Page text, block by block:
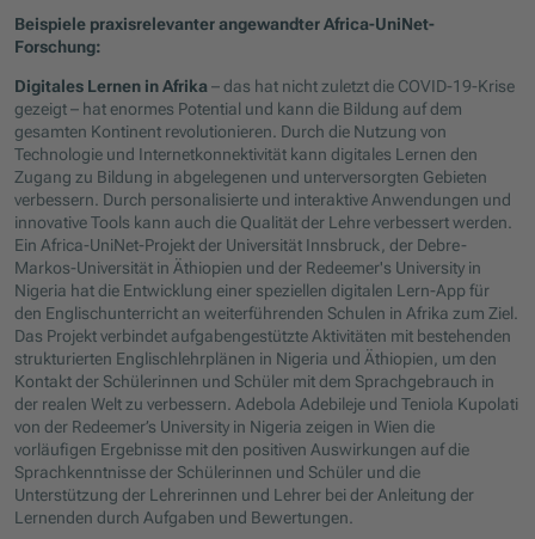
Beispiele praxisrelevanter angewandter Africa-UniNet-
Forschung:
Digitales Lernen in Afrika – das hat nicht zuletzt die COVID-19-Krise
gezeigt – hat enormes Potential und kann die Bildung auf dem
gesamten Kontinent revolutionieren. Durch die Nutzung von
Technologie und Internetkonnektivität kann digitales Lernen den
Zugang zu Bildung in abgelegenen und unterversorgten Gebieten
verbessern. Durch personalisierte und interaktive Anwendungen und
innovative Tools kann auch die Qualität der Lehre verbessert werden.
Ein Africa-UniNet-Projekt der Universität Innsbruck, der Debre-
Markos-Universität in Äthiopien und der Redeemer's University in
Nigeria hat die Entwicklung einer speziellen digitalen Lern-App für
den Englischunterricht an weiterführenden Schulen in Afrika zum Ziel.
Das Projekt verbindet aufgabengestützte Aktivitäten mit bestehenden
strukturierten Englischlehrplänen in Nigeria und Äthiopien, um den
Kontakt der Schülerinnen und Schüler mit dem Sprachgebrauch in
der realen Welt zu verbessern. Adebola Adebileje und Teniola Kupolati
von der Redeemer’s University in Nigeria zeigen in Wien die
vorläufigen Ergebnisse mit den positiven Auswirkungen auf die
Sprachkenntnisse der Schülerinnen und Schüler und die
Unterstützung der Lehrerinnen und Lehrer bei der Anleitung der
Lernenden durch Aufgaben und Bewertungen.